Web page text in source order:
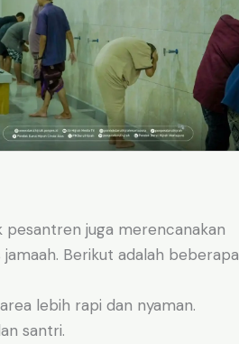
pesantren juga merencanakan
Berikut adalah beberapa
lebih rapi dan nyaman.
santri.